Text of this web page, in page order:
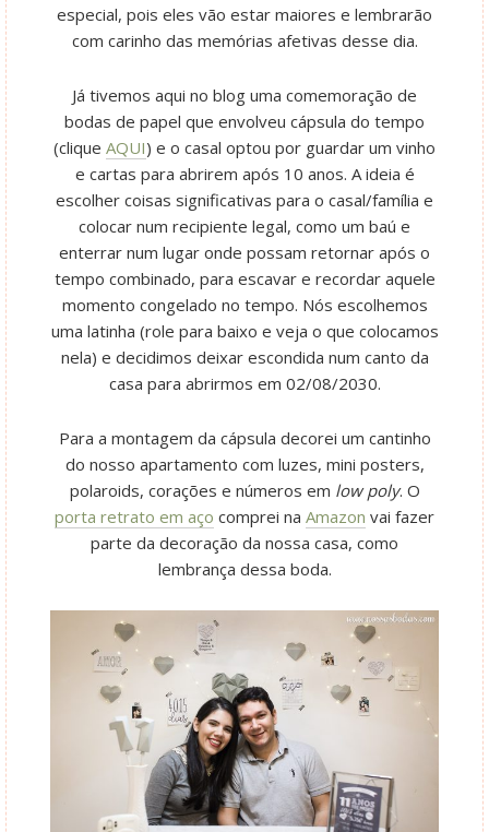
especial, pois eles vão estar maiores e lembrarão
com carinho das memórias afetivas desse dia.
Já tivemos aqui no blog uma comemoração de
bodas de papel que envolveu cápsula do tempo
(clique AQUI) e o casal optou por guardar um vinho
e cartas para abrirem após 10 anos. A ideia é
escolher coisas significativas para o casal/família e
colocar num recipiente legal, como um baú e
enterrar num lugar onde possam retornar após o
tempo combinado, para escavar e recordar aquele
momento congelado no tempo. Nós escolhemos
uma latinha (role para baixo e veja o que colocamos
nela) e decidimos deixar escondida num canto da
casa para abrirmos em 02/08/2030.
Para a montagem da cápsula decorei um cantinho
do nosso apartamento com luzes, mini posters,
polaroids, corações e números em low poly. O
porta retrato em aço comprei na Amazon vai fazer
parte da decoração da nossa casa, como
lembrança dessa boda.